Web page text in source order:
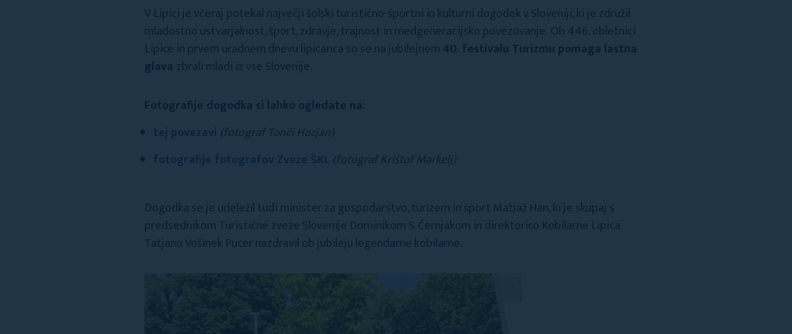
V Lipici je včeraj potekal največji šolski turistično-športni in kulturni dogodek v Sloveniji, ki je združil
mladostno ustvarjalnost, šport, zdravje, trajnost in medgeneracijsko povezovanje. Ob 446. obletnici
Lipice in prvem uradnem dnevu lipicanca so se na jubilejnem 40. festivalu Turizmu pomaga lastna
glava zbrali mladi iz vse Slovenije.
Fotografije dogodka si lahko ogledate na:
tej povezavi (fotograf Tonči Hozjan)
fotografije fotografov Zveze ŠKL (fotograf Krištof Markelj)
Dogodka se je udeležil tudi minister za gospodarstvo, turizem in šport Matjaž Han, ki je skupaj s
predsednikom Turistične zveze Slovenije Dominikom S. Černjakom in direktorico Kobilarne Lipica
Tatjano Vošinek Pucer nazdravil ob jubileju legendarne kobilarne.